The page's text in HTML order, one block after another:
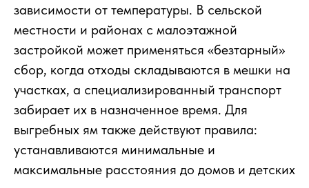
зависимости от температуры. В сельской
местности и районах с малоэтажной
застройкой может применяться «безтарный»
сбор, когда отходы складываются в мешки на
участках, а специализированный транспорт
забирает их в назначенное время. Для
выгребных ям также действуют правила:
устанавливаются минимальные и
максимальные расстояния до домов и детских